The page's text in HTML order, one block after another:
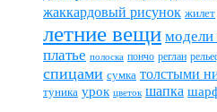
жаккардовый рисунок жилет
летние вещи модели
платье полоска пончо реглан
спицами сумка толстыми
туника урок цветок шапка